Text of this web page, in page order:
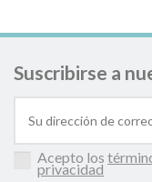
Suscribirse a
Acepto los
privacidad